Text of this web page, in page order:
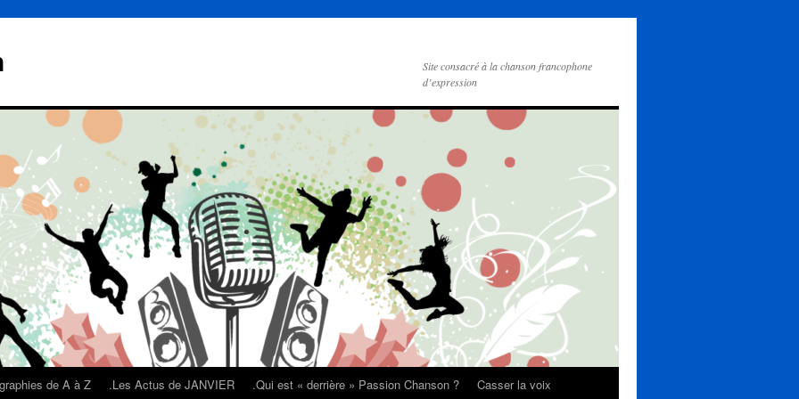
Site consacré à la chanson francophone
d’expression
de A à Z .Les Actus de JANVIER .Qui est « derrière » Passion Chanson ?
Casser la voix